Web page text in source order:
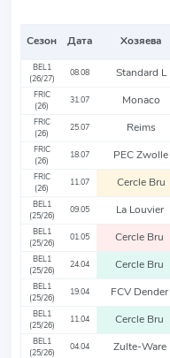
Сезон Дата Хозяева
BEL1
(26/27)
08.08 Standard L
FRIC
(26)
31.07 Monaco
FRIC
(26)
25.07 Reims
FRIC
(26)
18.07 PEC Zwolle
FRIC
(26)
11.07 Cercle Bru
BEL1
(25/26)
09.05 La Louvier
BEL1
(25/26)
01.05 Cercle Bru
BEL1
(25/26)
24.04 Cercle Bru
BEL1
(25/26)
19.04 FCV Dender
BEL1
(25/26)
11.04 Cercle Bru
BEL1
(25/26)
04.04 Zulte-Ware